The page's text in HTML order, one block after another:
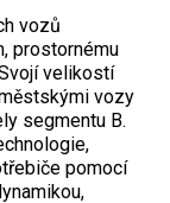
vozů
prostornému
velikostí
vozy
segmentu B.
pomocí